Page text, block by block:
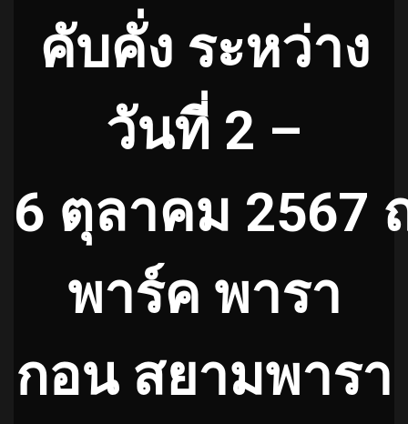
คับคั่ง ระหว่าง
วันที่ 2 –
6 ตุลาคม 2567
พาร์ค พารา
กอน สยามพารา